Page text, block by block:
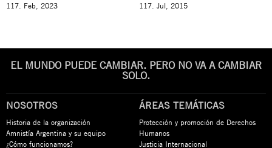
117. Feb, 2023 117. Jul, 2015
EL MUNDO PUEDE CAMBIAR. PERO NO VA A CAMBIAR
SOLO.
NOSOTROS
Historia de la organización
Amnistía Argentina y su equipo
¿Cómo funcionamos?
ÁREAS TEMÁTICAS
Protección y promoción de Derechos
Humanos
Justicia Internacional